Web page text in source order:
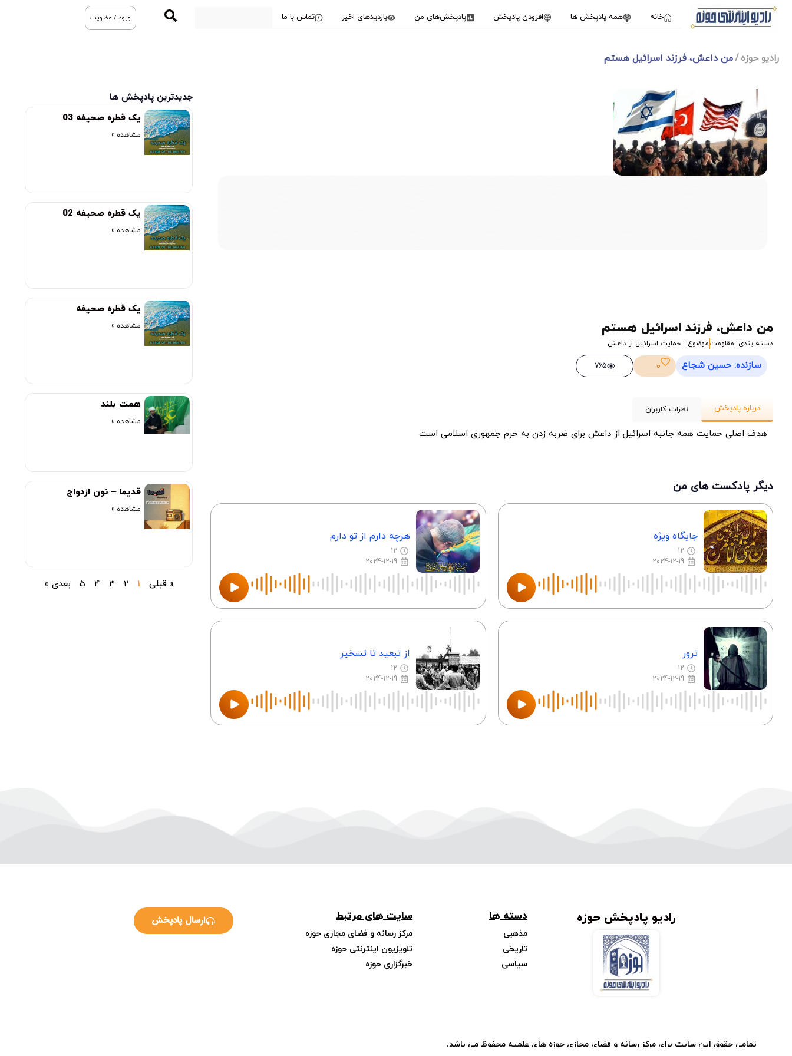
خانه همه پادپخش ها افزودن پادپخش پادپخش‌های من بازدیدهای اخیر تماس با ما ورود / عضویت
رادیو حوزه من داعش، فرزند اسرائیل هستم
1X
من داعش، فرزند اسرائیل هستم
دسته بندی: مقاومتموضوع : حمایت اسرائیل از داعش
سازنده: حسین شجاع 0
765
درباره پادپخش نظرات کاربران
هدف اصلی حمایت همه جانبه اسرائیل از داعش برای ضربه زدن به حرم جمهوری اسلامی است
دیگر پادکست های من
جایگاه ویژه
12
2024-12-19
هرچه دارم از تو دارم
12
2024-12-19
ترور
12
2024-12-19
از تبعید تا تسخیر
12
2024-12-19
جدیدترین پادپخش ها
یک قطره صحیفه 03
مشاهده »
یک قطره صحیفه 02
مشاهده »
یک قطره صحیفه
مشاهده »
همت بلند
مشاهده »
قدیما – نون ازدواج
مشاهده »
« قبلی 1
2
3
4
5 بعدی »
رادیو پادپخش حوزه دسته ها
مذهبی
تاریخی
سیاسی
سایت های مرتبط
مرکز رسانه و فضای مجازی حوزه
تلویزیون اینترنتی حوزه
خبرگزاری حوزه
ارسال پادپخش
تمامی حقوق این سایت برای مرکز رسانه و فضای مجازی حوزه های علمیه محفوظ می باشد.